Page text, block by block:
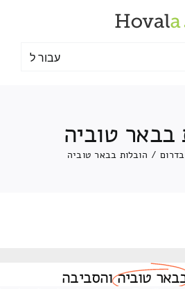
עבור ל
בבאר טוביה
/ הובלות בבאר טוביה
טוביהוהסביבה